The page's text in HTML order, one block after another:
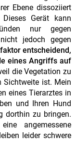
Ebene dissoziiert
Gerät kann
nur gegen
jedoch gegen
entscheidend,
eines Angriffs auf
die Vegetation zu
ist. Mein
eines Tierarztes in
und Ihren Hund
dorthin zu bringen.
angemessene
leider schwere